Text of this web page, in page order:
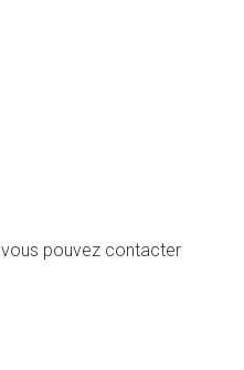
pouvez contacter